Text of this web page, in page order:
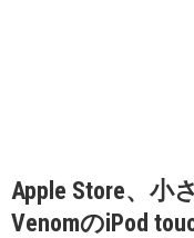
Apple Store、小
VenomのiPod